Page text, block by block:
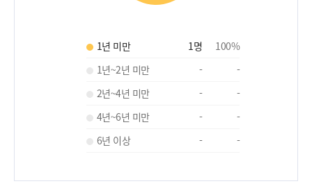
1년 미만 1명 100%
1년~2년 미만
-
-
2년~4년 미만
-
-
4년~6년 미만
-
-
6년 이상
- -